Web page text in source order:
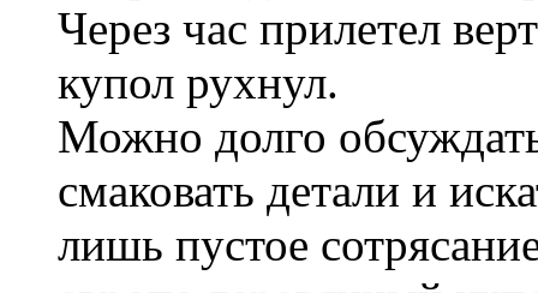
Через час прилетел
купол рухнул.
Можно долго
смаковать детали и
лишь пустое